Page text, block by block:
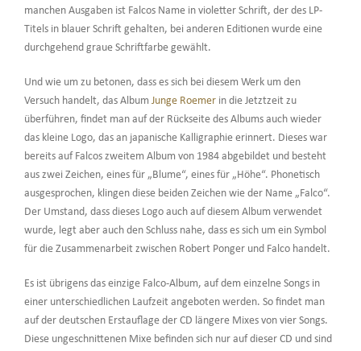
manchen Ausgaben ist Falcos Name in violetter Schrift, der des LP-
Titels in blauer Schrift gehalten, bei anderen Editionen wurde eine
durchgehend graue Schriftfarbe gewählt.
Und wie um zu betonen, dass es sich bei diesem Werk um den
Versuch handelt, das Album Junge Roemerin die Jetztzeit zu
überführen, findet man auf der Rückseite des Albums auch wieder
das kleine Logo, das an japanische Kalligraphie erinnert. Dieses war
bereits auf Falcos zweitem Album von 1984 abgebildet und besteht
aus zwei Zeichen, eines für „Blume“, eines für „Höhe“. Phonetisch
ausgesprochen, klingen diese beiden Zeichen wie der Name „Falco“.
Der Umstand, dass dieses Logo auch auf diesem Album verwendet
wurde, legt aber auch den Schluss nahe, dass es sich um ein Symbol
für die Zusammenarbeit zwischen Robert Ponger und Falco handelt.
Es ist übrigens das einzige Falco-Album, auf dem einzelne Songs in
einer unterschiedlichen Laufzeit angeboten werden. So findet man
auf der deutschen Erstauflage der CD längere Mixes von vier Songs.
Diese ungeschnittenen Mixe befinden sich nur auf dieser CD und sind